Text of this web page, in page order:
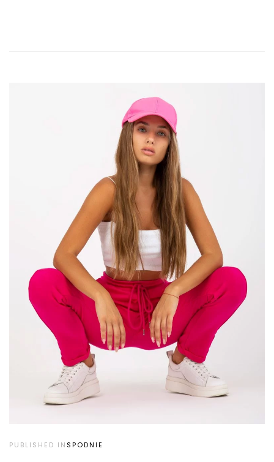
PUBLISHED IN SPODNIE